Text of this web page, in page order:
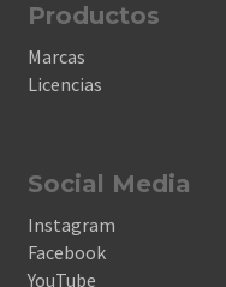
Productos
Marcas
Licencias
Social Media
Instagram
Facebook
YouTube